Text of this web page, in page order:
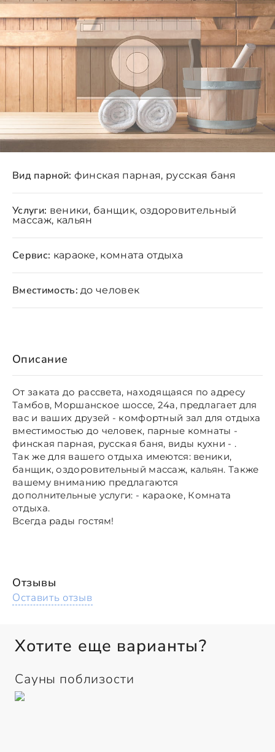
Описание
От заката до рассвета, находящаяся по адресу
Тамбов, Моршанское шоссе, 24а, предлагает для
вас и ваших друзей - комфортный зал для отдыха
вместимостью до человек, парные комнаты -
финская парная, русская баня, виды кухни - .
Так же для вашего отдыха имеются: веники,
банщик, оздоровительный массаж, кальян. Также
вашему вниманию предлагаются
дополнительные услуги: - караоке, Комната
отдыха.
Всегда рады гостям!
Вид парной: финская парная, русская баня
Услуги: веники, банщик, оздоровительный
массаж, кальян
Сервис: караоке, комната отдыха
Вместимость: до человек
Отзывы
Оставить отзыв
Хотите еще варианты?
Сауны поблизости